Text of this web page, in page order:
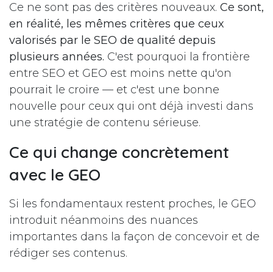
Ce ne sont pas des critères nouveaux. Ce sont,
en réalité, les mêmes critères que ceux
valorisés par le SEO de qualité depuis
plusieurs années. C'est pourquoi la frontière
entre SEO et GEO est moins nette qu'on
pourrait le croire — et c'est une bonne
nouvelle pour ceux qui ont déjà investi dans
une stratégie de contenu sérieuse.
Ce qui change concrètement
avec le GEO
Si les fondamentaux restent proches, le GEO
introduit néanmoins des nuances
importantes dans la façon de concevoir et de
rédiger ses contenus.